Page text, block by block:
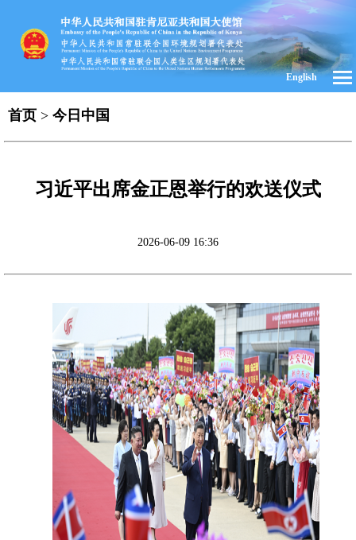
English
首页 > 今日中国
习近平出席金正恩举行的欢送仪式
2026-06-09 16:36